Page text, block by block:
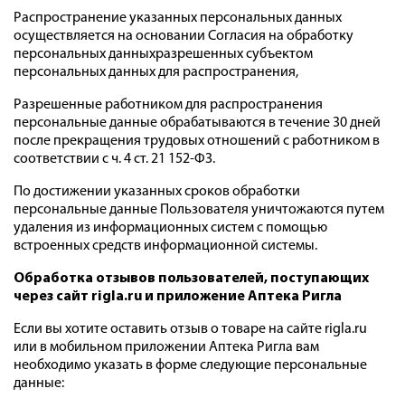
Распространение указанных персональных данных
осуществляется на основании Согласия на обработку
персональных данныхразрешенных субъектом
персональных данных для распространения,
Разрешенные работником для распространения
персональные данные обрабатываются в течение 30 дней
после прекращения трудовых отношений с работником в
соответствии с ч. 4 ст. 21 152-ФЗ.
По достижении указанных сроков обработки
персональные данные Пользователя уничтожаются путем
удаления из информационных систем с помощью
встроенных средств информационной системы.
Обработка отзывов пользователей, поступающих
через сайт rigla.ru и приложение Аптека Ригла
Если вы хотите оставить отзыв о товаре на сайте rigla.ru
или в мобильном приложении Аптека Ригла вам
необходимо указать в форме следующие персональные
данные: